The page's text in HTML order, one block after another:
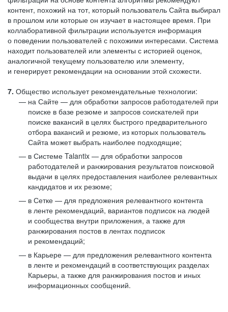
контент, похожий на тот, который пользователь Сайта выбирал
в прошлом или которые он изучает в настоящее время. При
коллаборативной фильтрации используется информация
о поведении пользователей с похожими интересами. Система
находит пользователей или элементы с историей оценок,
аналогичной текущему пользователю или элементу,
и генерирует рекомендации на основании этой схожести.
7. Общество использует рекомендательные технологии:
на Сайте — для обработки запросов работодателей при
поиске в базе резюме и запросов соискателей при
поиске вакансий в целях быстрого предварительного
отбора вакансий и резюме, из которых пользователь
Сайта может выбрать наиболее подходящие;
в Системе Talantix — для обработки запросов
работодателей и ранжирования результатов поисковой
выдачи в целях предоставления наиболее релевантных
кандидатов и их резюме;
в Сетке — для предложения релевантного контента
в ленте рекомендаций, вариантов подписок на людей
и сообщества внутри приложения, а также для
ранжирования постов в лентах подписок
и рекомендаций;
в Карьере — для предложения релевантного контента
в ленте и рекомендаций в соответствующих разделах
Карьеры, а также для ранжирования постов и иных
информационных сообщений.